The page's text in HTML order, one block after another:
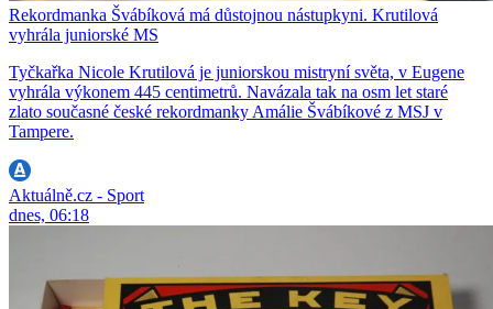
Rekordmanka Švábíková má důstojnou nástupkyni. Krutilová
vyhrála juniorské MS
Tyčkařka Nicole Krutilová je juniorskou mistryní světa, v Eugene
vyhrála výkonem 445 centimetrů. Navázala tak na osm let staré
zlato současné české rekordmanky Amálie Švábíkové z MSJ v
Tampere.
Aktuálně.cz - Sport
dnes, 06:18